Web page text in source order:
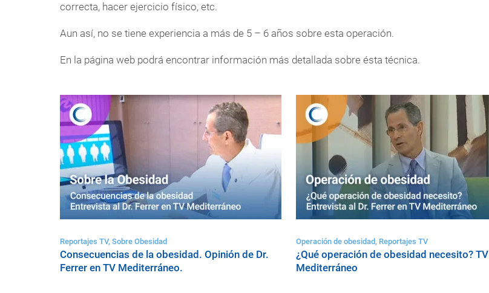
correcta, hacer ejercicio físico, etc.
Aun así, no se tiene experiencia a más de 5 – 6 años sobre esta operación.
En la página web podrá encontrar información más detallada sobre ésta técnica.
Reportajes TV, Sobre Obesidad
Consecuencias de la obesidad. Opinión de Dr.
Ferrer en TV Mediterráneo.
Operación de obesidad, Reportajes TV
¿Qué operación de obesidad necesito? TV
Mediterráneo